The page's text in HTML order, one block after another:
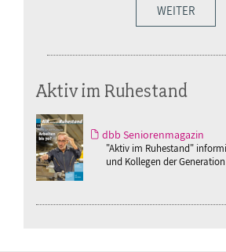
WEITER
Aktiv im Ruhestand
dbb Seniorenmagazin
"Aktiv im Ruhestand"
und Kollegen der